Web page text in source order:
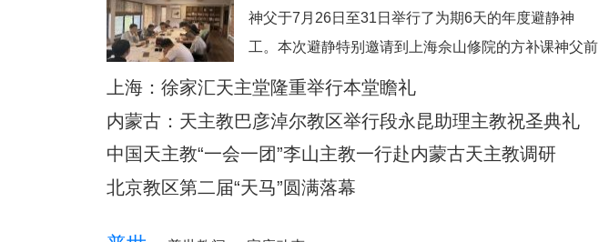
神父于7月26日至31日举行了为期6天的年度避静神
工。本次避静特别邀请到上海佘山修院的方补课神父前
来带领，主题为“更深刻地认识真实的耶稣基督”。在当
一个宝贵的静默与省思时机，帮助大家暂时脱离日常事
务，回归内在深
上海：徐家汇天主堂隆重举行本堂瞻礼
内蒙古：天主教巴彦淖尔教区举行段永昆助理主教祝圣典礼
中国天主教“一会一团”李山主教一行赴内蒙古天主教调研
北京教区第二届“天马”圆满落幕